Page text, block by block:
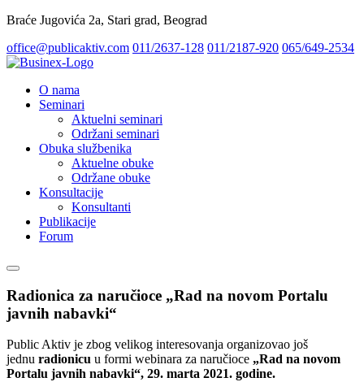
Braće Jugovića 2a, Stari grad, Beograd
office@publicaktiv.com 011/2637-128 011/2187-920 065/649-2534
O nama
Seminari
Aktuelni seminari
Održani seminari
Obuka službenika
Aktuelne obuke
Održane obuke
Konsultacije
Konsultanti
Publikacije
Forum
Radionica za naručioce „Rad na novom Portalu
javnih nabavki“
Public Aktiv je zbog velikog interesovanja organizovao još
jednu radionicu u formi webinara za naručioce „Rad na novom
Portalu javnih nabavki“, 29. marta 2021. godine.